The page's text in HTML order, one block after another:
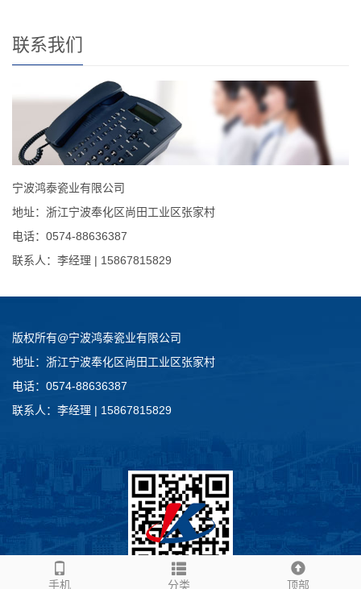
联系我们
宁波鸿泰瓷业有限公司
地址：浙江宁波奉化区尚田工业区张家村
电话：0574-88636387
联系人：李经理 | 15867815829
手机 分类 顶部
版权所有@宁波鸿泰瓷业有限公司
地址：浙江宁波奉化区尚田工业区张家村
电话：0574-88636387
联系人：李经理 | 15867815829